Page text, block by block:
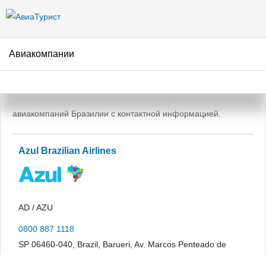
Авиакомпании
Авиакомпании Бразилии
авиакомпаний Бразилии с контактной информацией.
Azul Brazilian Airlines
AD / AZU
0800 887 1118
SP 06460-040, Brazil, Barueri, Av. Marcos Penteado de